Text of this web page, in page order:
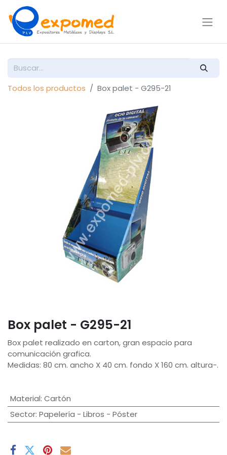
Todos los productos Box palet - G295-21
Box palet - G295-21
Box palet realizado en carton, gran espacio para
comunicación grafica.
Medidas: 80 cm. ancho X 40 cm. fondo X 160 cm. altura-.
Material: Cartón
Sector: Papelería - Libros - Póster